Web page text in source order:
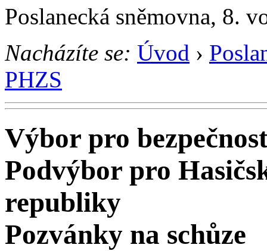
Poslanecká sněmovna, 8.
Nacházíte se: Úvod ›
PHZS
Výbor pro
Podvýbor pro
republiky
Pozvánky na schůze